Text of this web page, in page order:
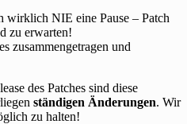
wirklich NIE eine Pause – Patch
zu erwarten!
zusammengetragen und
des Patches sind diese
ständigen Änderungen. Wir
zu halten!